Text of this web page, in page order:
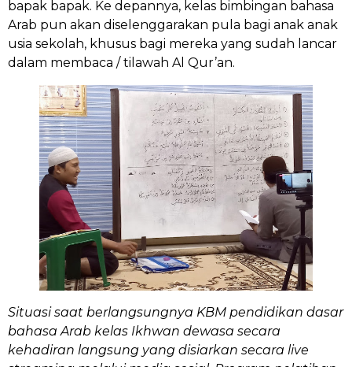
bapak bapak. Ke depannya, kelas bimbingan bahasa
Arab pun akan diselenggarakan pula bagi anak anak
usia sekolah, khusus bagi mereka yang sudah lancar
dalam membaca / tilawah Al Qur’an.
Situasi saat berlangsungnya KBM pendidikan dasar
bahasa Arab kelas Ikhwan dewasa secara
kehadiran langsung yang disiarkan secara live